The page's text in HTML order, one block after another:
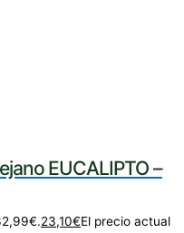
EUCALIPTO –
23,10€El precio actual